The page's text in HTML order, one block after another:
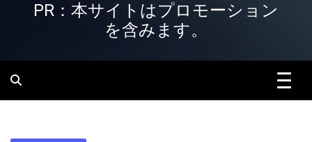
PR：本サイトはプロモーション
を含みます。